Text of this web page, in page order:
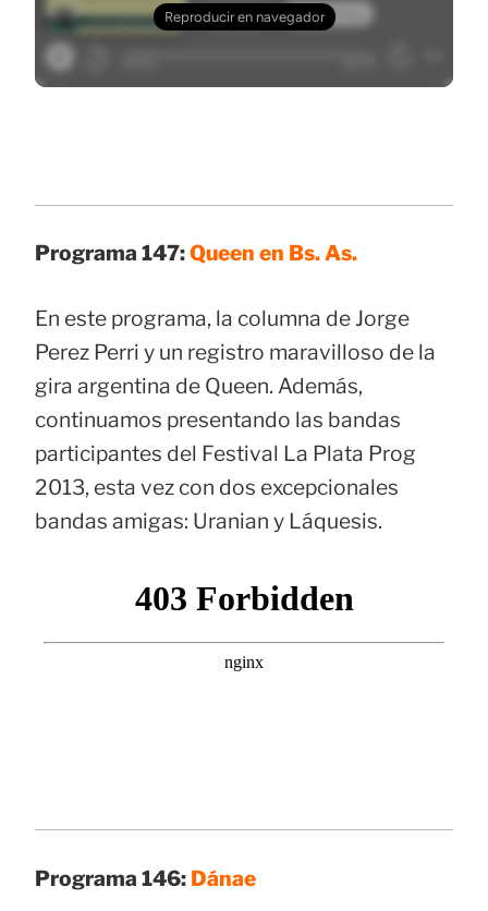
Programa 147:Queen en Bs. As.
En este programa, la columna de Jorge
Perez Perri y un registro maravilloso de la
gira argentina de Queen. Además,
continuamos presentando las bandas
participantes del Festival La Plata Prog
2013, esta vez con dos excepcionales
bandas amigas: Uranian y Láquesis.
Programa 146: Dánae